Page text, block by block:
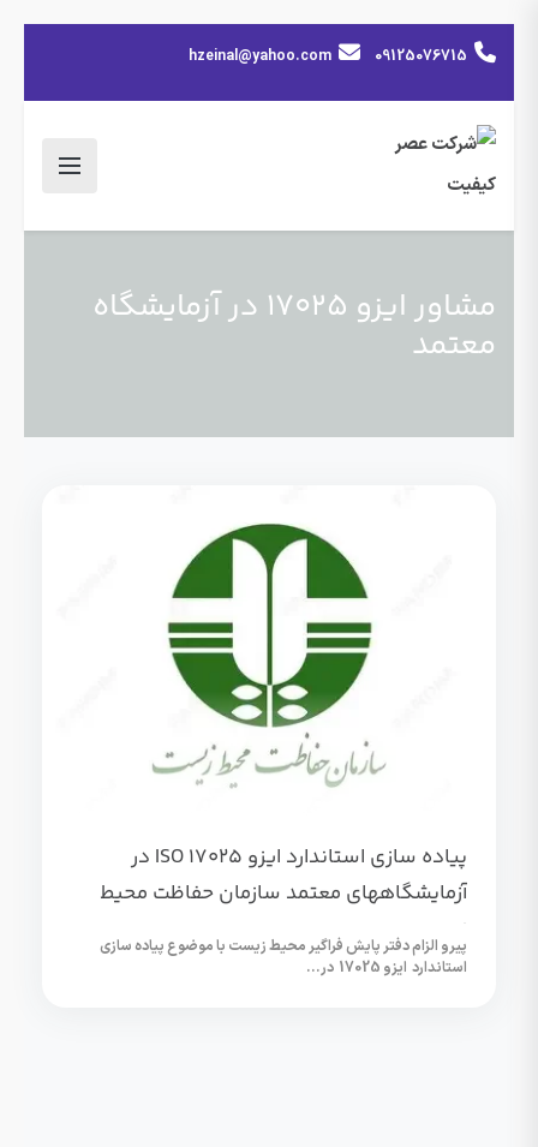
09125076715
hzeinal@yahoo.com
مشاور ایزو 17025 در آزمایشگاه
معتمد
پیاده سازی استاندارد ایزو ISO 17025 در
آزمایشگاههای معتمد سازمان حفاظت محیط
زیست
پیرو الزام دفتر پایش فراگیر محیط زیست با موضوع پیاده سازی
استاندارد ایزو 17025 در...